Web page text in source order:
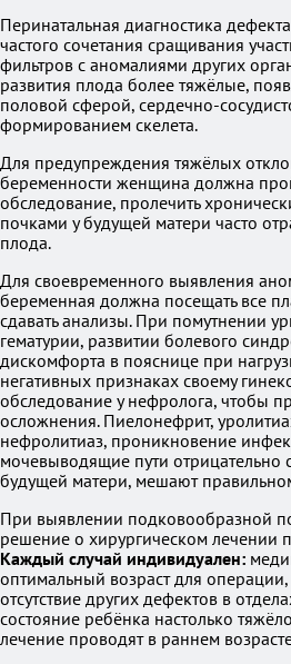
Перинатальная диагностика
частого сочетания сращивания
фильтров с аномалиями других
развития плода более тяжёлые,
половой сферой, сердечно-
формированием скелета.
Для предупреждения тяжёлых
беременности женщина должна
обследование, пролечить
почками у будущей матери часто
плода.
Для своевременного выявления
беременная должна посещать все
сдавать анализы. При помутнении
гематурии, развитии болевого
дискомфорта в пояснице при
негативных признаках своему
обследование у нефролога, чтобы
осложнения. Пиелонефрит,
нефролитиаз, проникновение
мочевыводящие пути отрицательно
будущей матери, мешают
При выявлении подковообразной
решение о хирургическом лечении
Каждый случай индивидуален:
оптимальный возраст для
отсутствие других дефектов в
состояние ребёнка настолько
лечение проводят в раннем